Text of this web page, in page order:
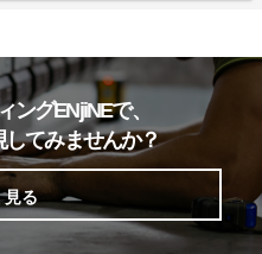
ングENjiNEで、
てみませんか？
見る